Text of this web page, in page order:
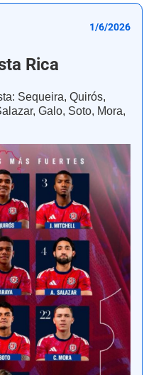
1/6/2026
Rica
Sequeira, Quirós,
Galo, Soto, Mora,